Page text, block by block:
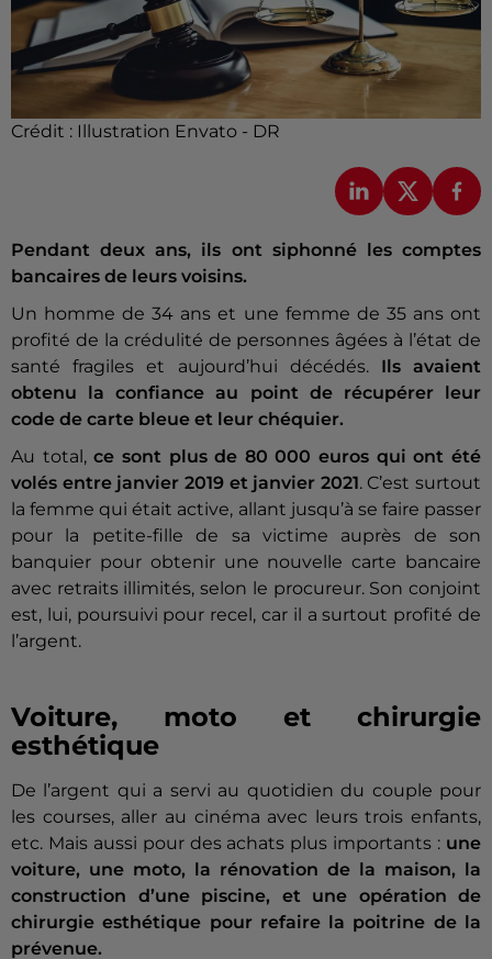
Crédit : Illustration Envato - DR
Pendant deux ans, ils ont siphonné les comptes
bancaires de leurs voisins.
Un homme de 34 ans et une femme de 35 ans ont
profité de la crédulité de personnes âgées à l’état de
santé fragiles et aujourd’hui décédés. Ils avaient
obtenu la confiance au point de récupérer leur
code de carte bleue et leur chéquier.
Au total,ce sont plus de 80 000 euros qui ont été
volés entre janvier 2019 et janvier 2021. C’est surtout
la femme qui était active, allant jusqu’à se faire passer
pour la petite-fille de sa victime auprès de son
banquier pour obtenir une nouvelle carte bancaire
avec retraits illimités, selon le procureur. Son conjoint
est, lui, poursuivi pour recel, car il a surtout profité de
l’argent.
Voiture, moto et chirurgie
esthétique
De l’argent qui a servi au quotidien du couple pour
les courses, aller au cinéma avec leurs trois enfants,
etc. Mais aussi pour des achats plus importants : une
voiture, une moto, la rénovation de la maison, la
construction d’une piscine, et une opération de
chirurgie esthétique pour refaire la poitrine de la
prévenue.